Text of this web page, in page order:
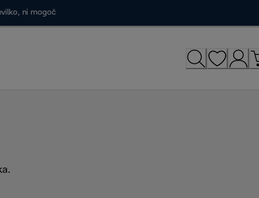
ni mogoč